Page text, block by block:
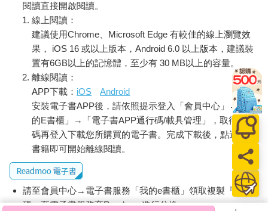
閱讀直接開啟閱讀。
線上閱讀：
建議使用Chrome、Microsoft Edge 有較佳的線上瀏覽效
果， iOS 16 或以上版本，Android 6.0 以上版本，建議裝
置有6GB以上的記憶體，至少有 30 MB以上的容量。
離線閱讀：
APP下載： iOS
Android
安裝電子書APP後，請依照提示登入「會員中心」→「我
的E書櫃」→「電子書APP通行碼/載具管理」，取得通行
碼再登入下載您所購買的電子書。完成下載後，點選任一
書籍即可開始離線閱讀。
請至會員中心→電子書服務「我的e書櫃」領取複製『兌換
碼』至電子書服務商Readmoo進行兌換。